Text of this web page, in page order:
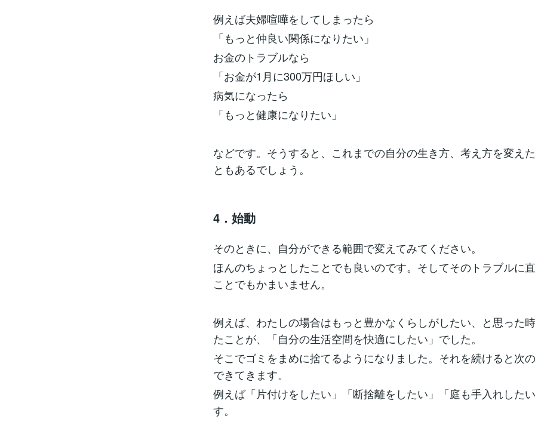
例えば夫婦喧嘩をしてしまったら
「もっと仲良い関係になりたい」
お金のトラブルなら
「お金が1月に300万円ほしい」
病気になったら
「もっと健康になりたい」
などです。そうすると、これまでの自分の生き方、考え方を変え
ともあるでしょう。
4．始動
そのときに、自分ができる範囲で変えてみてください。
ほんのちょっとしたことでも良いのです。そしてそのトラブルに
ことでもかまいません。
例えば、わたしの場合はもっと豊かなくらしがしたい、と思った
たことが、「自分の生活空間を快適にしたい」でした。
そこでゴミをまめに捨てるようになりました。それを続けると次
できてきます。
例えば「片付けをしたい」「断捨離をしたい」「庭も手入れした
す。